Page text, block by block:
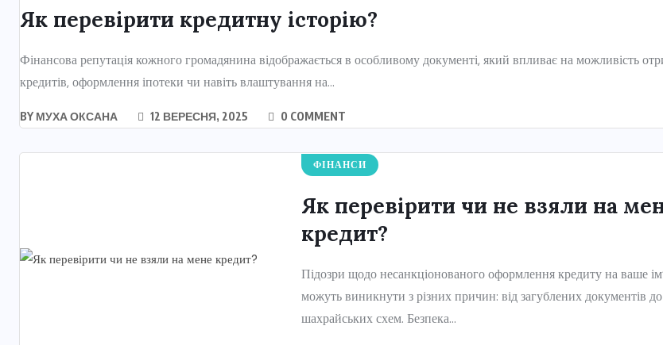
Як перевірити кредитну історію?
Фінансова репутація кожного громадянина відображається в особливому документі, який впливає на можливість
кредитів, оформлення іпотеки чи навіть влаштування на...
BY МУХА ОКСАНА 12 ВЕРЕСНЯ, 2025 0 COMMENT
ФІНАНСИ
Як перевірити чи не взяли на
кредит?
Підозри щодо несанкціонованого оформлення кредиту на ваше
можуть виникнути з різних причин: від загублених документів до
шахрайських схем. Безпека...